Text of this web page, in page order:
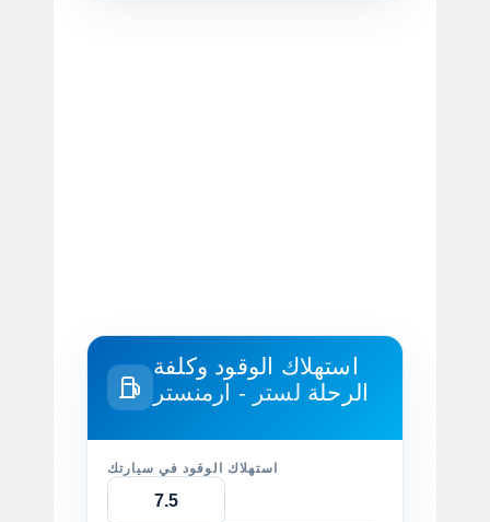
استهلاك الوقود وكلفة
الرحلة لستر - ارمنستر
استهلاك الوقود في سيارتك